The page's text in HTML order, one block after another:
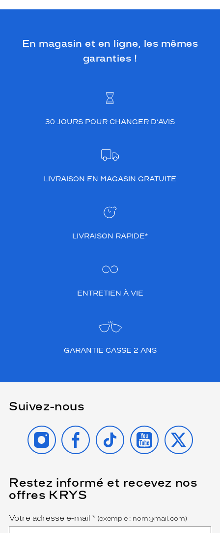
En magasin et en ligne, les mêmes
garanties !
30 JOURS POUR CHANGER D’AVIS
LIVRAISON EN MAGASIN GRATUITE
LIVRAISON RAPIDE*
ENTRETIEN À VIE
GARANTIE CASSE 2 ANS
Suivez-nous
INSTAGRAMFACEBOOK
TIKTOK YOUTUBE
X
Restez informé et recevez nos
offres KRYS
Name
Votre adresse e-mail *
(Ce
champ
est
obligatoire)
(exemple : nom@mail.com)